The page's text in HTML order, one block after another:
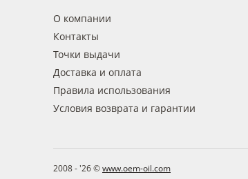
О компании
Контакты
Точки выдачи
Доставка и оплата
Правила использования
Условия возврата и гарантии
2008 - '26 ©www.oem-oil.com